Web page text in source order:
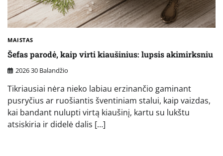
MAISTAS
Šefas parodė, kaip virti kiaušinius: lupsis akimirksniu
2026 30 Balandžio
Tikriausiai nėra nieko labiau erzinančio gaminant
pusryčius ar ruošiantis šventiniam stalui, kaip vaizdas,
kai bandant nulupti virtą kiaušinį, kartu su lukštu
atsiskiria ir didelė dalis […]